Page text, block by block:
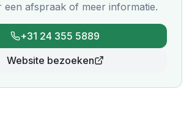
een afspraak of meer informatie.
+31 24 355 5889
Website bezoeken